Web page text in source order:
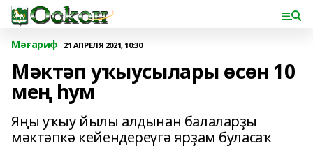
Мәғариф 21 АПРЕЛЯ 2021, 10:30
Мәктәп уҡыусылары өсөн 10
мең һум
Яңы уҡыу йылы алдынан балаларҙы
мәктәпкә кейендереүгә ярҙам буласаҡ